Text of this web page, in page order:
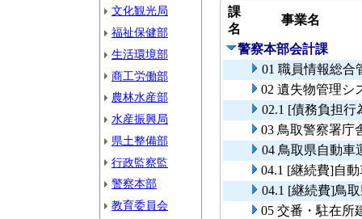
文化観光局
福祉保健部
生活環境部
商工労働部
農林水産部
水産振興局
県土整備部
行政監察監
警察本部
教育委員会
課
名
事業名
警察本部会計課
01 職員情報総合
02 遺失物管理シ
02.1 [債務負担
03 鳥取警察署庁
04 鳥取県自動車
04.1 [継続費]自
04.1 [継続費]鳥
05 交番・駐在所